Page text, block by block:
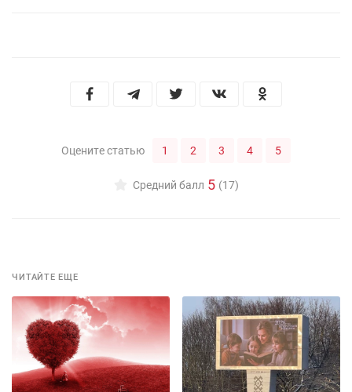
Оцените статью 1 2 3 4 5
Средний балл 5 (17)
ЧИТАЙТЕ ЕЩЕ